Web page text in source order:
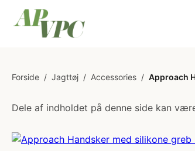
Forside / Jagttøj / Accessories / Approach
Dele af indholdet på denne side kan